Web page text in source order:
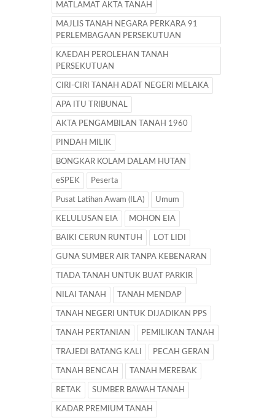
MATLAMAT AKTA TANAH
MAJLIS TANAH NEGARA PERKARA 91
PERLEMBAGAAN PERSEKUTUAN
KAEDAH PEROLEHAN TANAH
PERSEKUTUAN
CIRI-CIRI TANAH ADAT NEGERI MELAKA
APA ITU TRIBUNAL
AKTA PENGAMBILAN TANAH 1960
PINDAH MILIK
BONGKAR KOLAM DALAM HUTAN
eSPEK Peserta
Pusat Latihan Awam (ILA) Umum
KELULUSAN EIA MOHON EIA
BAIKI CERUN RUNTUH LOT LIDI
GUNA SUMBER AIR TANPA KEBENARAN
TIADA TANAH UNTUK BUAT PARKIR
NILAI TANAH TANAH MENDAP
TANAH NEGERI UNTUK DIJADIKAN PPS
TANAH PERTANIAN PEMILIKAN TANAH
TRAJEDI BATANG KALI PECAH GERAN
TANAH BENCAH TANAH MEREBAK
RETAK SUMBER BAWAH TANAH
KADAR PREMIUM TANAH